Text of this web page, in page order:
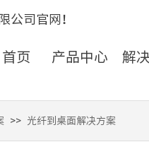
公司官网！
首页 产品中心 解
>> 光纤到桌面解决方案